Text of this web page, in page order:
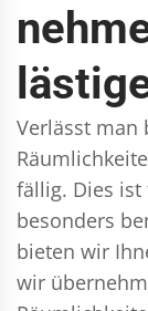
Verlässt man
fällig. Dies
besonders
bieten wir
wir